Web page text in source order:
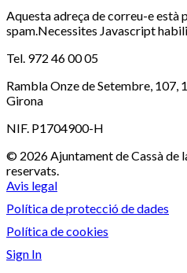
Aquesta adreça de correu-e
spam.Necessites Javascript
Tel. 972 46 00 05
Rambla Onze de Setembre, 107,
Girona
NIF. P1704900-H
© 2026 Ajuntament de Cassà de
reservats.
Avis legal
Política de protecció de dades
Política de cookies
Sign In